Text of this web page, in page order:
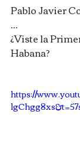
Pablo Javier
...
¿Viste la
Habana?
https://